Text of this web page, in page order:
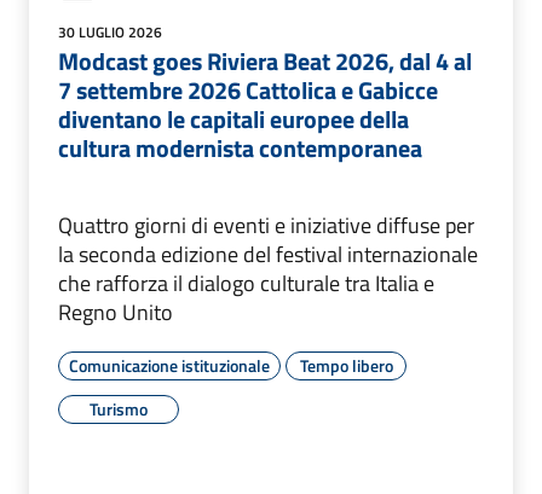
30 LUGLIO 2026
Modcast goes Riviera Beat 2026, dal 4 al
7 settembre 2026 Cattolica e Gabicce
diventano le capitali europee della
cultura modernista contemporanea
Quattro giorni di eventi e iniziative diffuse per
la seconda edizione del festival internazionale
che rafforza il dialogo culturale tra Italia e
Regno Unito
Comunicazione istituzionale
Tempo libero
Turismo